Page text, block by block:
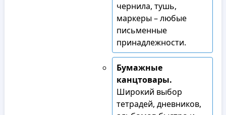
чернила, тушь,
маркеры – любые
письменные
принадлежности.
Бумажные
канцтовары.
Широкий выбор
тетрадей, дневников,